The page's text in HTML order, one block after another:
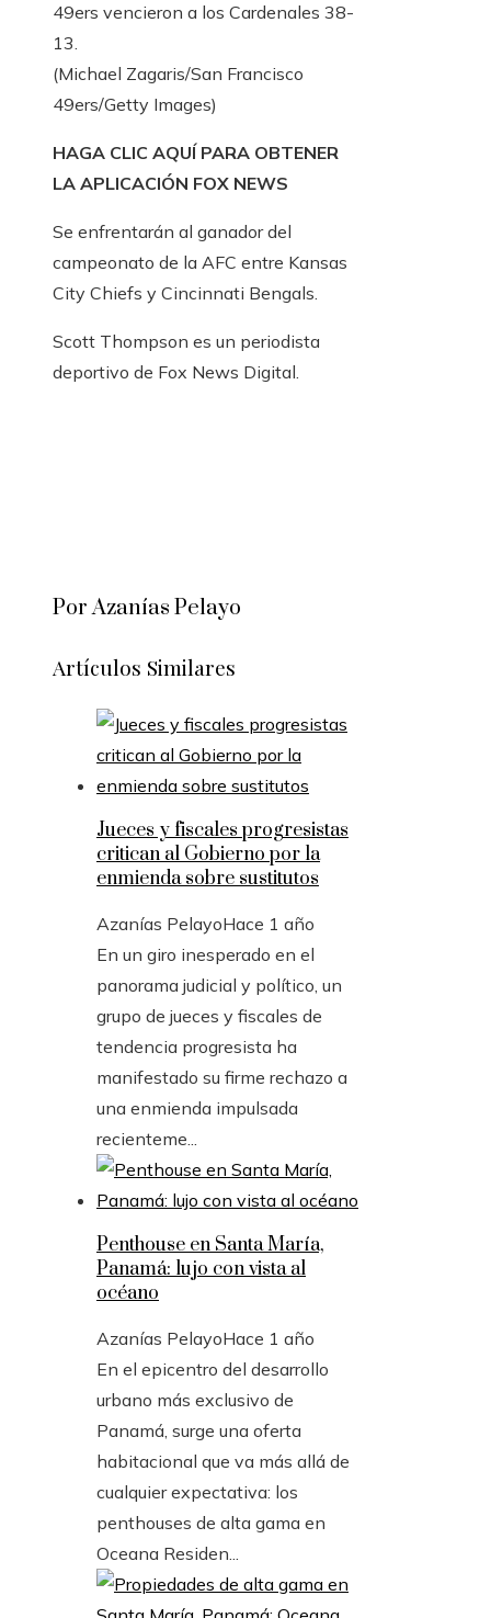
49ers vencieron a los Cardenales 38-
13.
(Michael Zagaris/San Francisco
49ers/Getty Images)
HAGA CLIC AQUÍ PARA OBTENER
LA APLICACIÓN FOX NEWS
Se enfrentarán al ganador del
campeonato de la AFC entre Kansas
City Chiefs y Cincinnati Bengals.
Scott Thompson es un periodista
deportivo de Fox News Digital.
Por Azanías Pelayo
Artículos Similares
Jueces y fiscales progresistas
critican al Gobierno por la
enmienda sobre sustitutos
Azanías PelayoHace 1 año
En un giro inesperado en el
panorama judicial y político, un
grupo de jueces y fiscales de
tendencia progresista ha
manifestado su firme rechazo a
una enmienda impulsada
recienteme...
Penthouse en Santa María,
Panamá: lujo con vista al
océano
Azanías PelayoHace 1 año
En el epicentro del desarrollo
urbano más exclusivo de
Panamá, surge una oferta
habitacional que va más allá de
cualquier expectativa: los
penthouses de alta gama en
Oceana Residen...